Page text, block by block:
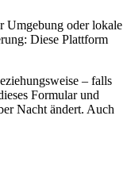
Umgebung oder lokale
Diese Plattform
– falls
Formular und
Nacht ändert. Auch